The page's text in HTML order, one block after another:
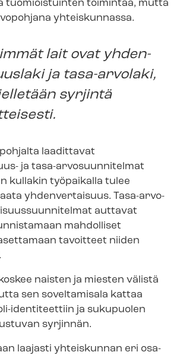
tuomioistuinten toimintaa, mutta
yhteiskunnassa.
lait ovat yh­den­
ja tasa-arvolaki,
syrjintä
laadittavat
ja tasa-​arvosuunnitelmat
kullakin työpaikalla tulee
yhdenvertaisuus. Tasa-arvo-
auttavat
mahdolliset
tavoitteet niiden
naisten ja miesten välistä
sen soveltamisala kattaa
​identiteettiin ja sukupuolen
syrjinnän.
laajasti yhteiskunnan eri osa-